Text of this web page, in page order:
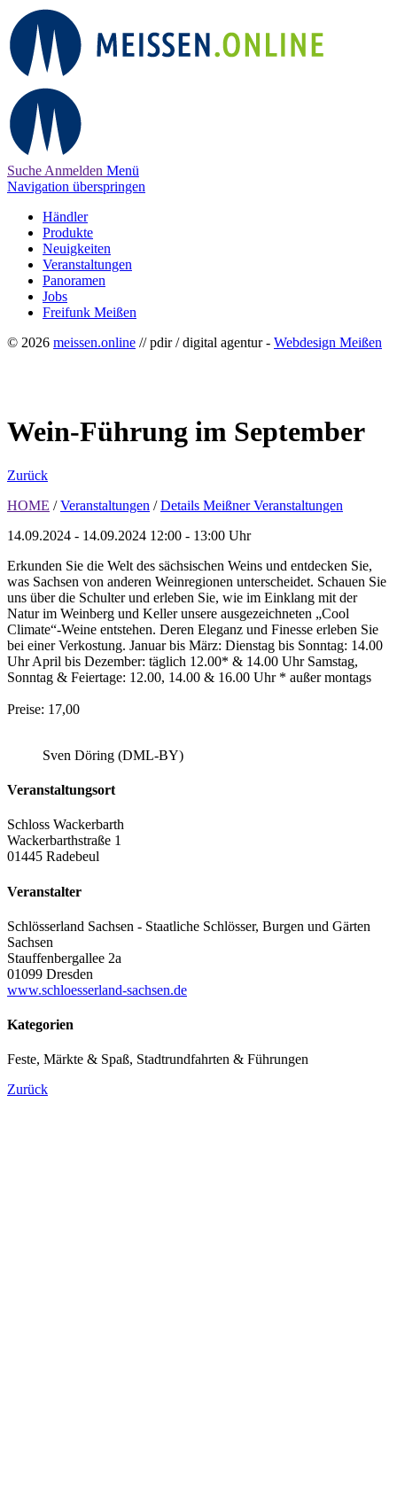
Suche Anmelden Menü
Navigation überspringen
Händler
Produkte
Neuigkeiten
Veranstaltungen
Panoramen
Jobs
Freifunk Meißen
© 2026 meissen.online // pdir / digital agentur - Webdesign Meißen
Wein-Führung im September
Zurück
HOME / Veranstaltungen / Details Meißner Veranstaltungen
14.09.2024 - 14.09.2024 12:00 - 13:00 Uhr
Erkunden Sie die Welt des sächsischen Weins und entdecken Sie,
was Sachsen von anderen Weinregionen unterscheidet. Schauen Sie
uns über die Schulter und erleben Sie, wie im Einklang mit der
Natur im Weinberg und Keller unsere ausgezeichneten „Cool
Climate“-Weine entstehen. Deren Eleganz und Finesse erleben Sie
bei einer Verkostung. Januar bis März: Dienstag bis Sonntag: 14.00
Uhr April bis Dezember: täglich 12.00* & 14.00 Uhr Samstag,
Sonntag & Feiertage: 12.00, 14.00 & 16.00 Uhr * außer montags
Preise: 17,00
Sven Döring (DML-BY)
Veranstaltungsort
Schloss Wackerbarth
Wackerbarthstraße 1
01445 Radebeul
Veranstalter
Schlösserland Sachsen - Staatliche Schlösser, Burgen und Gärten
Sachsen
Stauffenbergallee 2a
01099 Dresden
www.schloesserland-sachsen.de
Kategorien
Feste, Märkte & Spaß, Stadtrundfahrten & Führungen
Zurück